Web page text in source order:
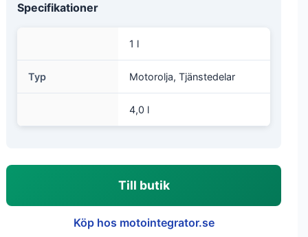
Specifikationer
1 l
Typ Motorolja, Tjänstedelar
4,0 l
Till butik
Köp hos motointegrator.se